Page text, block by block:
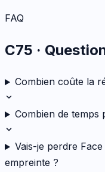
FAQ
C75 ·
Combien coûte la
Combien de
Vais-je perdre
empreinte ?